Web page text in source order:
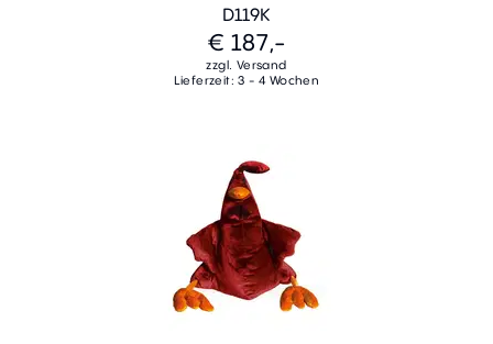
D119K
€ 187,-
zzgl. Versand
Lieferzeit: 3 - 4 Wochen